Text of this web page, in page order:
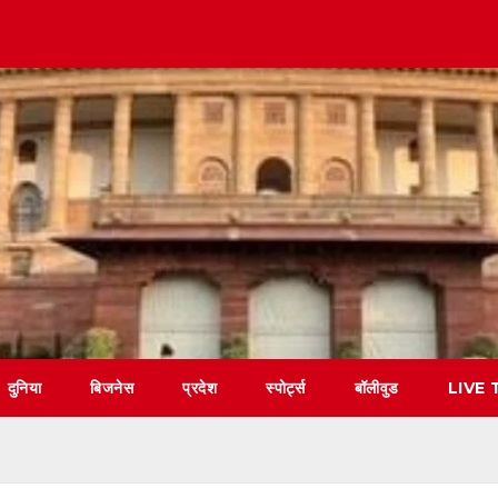
दुनिया बिजनेस प्रदेश स्पोर्ट्स बॉलीवुड LIVE